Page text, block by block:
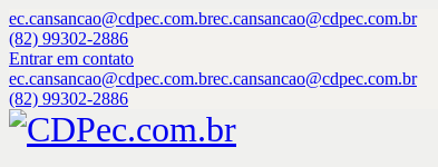
ec.cansancao@cdpec.com.brec.cansancao@cdpec.com.br
(82) 99302-2886
Entrar em contato
ec.cansancao@cdpec.com.brec.cansancao@cdpec.com.br
(82) 99302-2886